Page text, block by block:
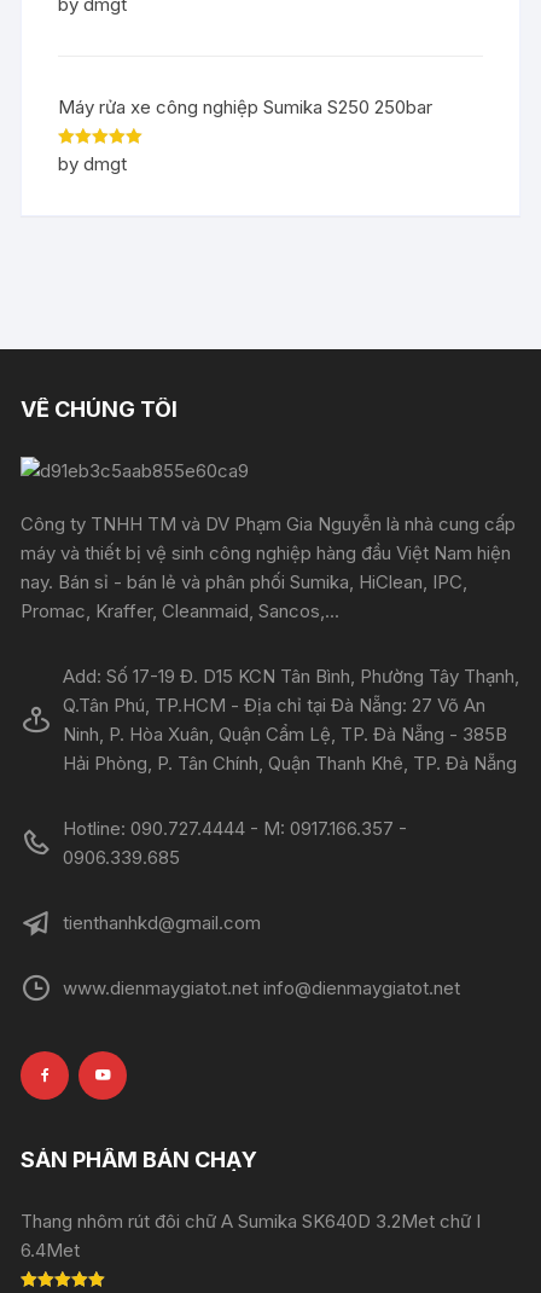
of 5
by dmgt
Máy rửa xe công nghiệp Sumika S250 250bar
Rated5out
of 5
by dmgt
VỀ CHÚNG TÔI
Công ty TNHH TM và DV Phạm Gia Nguyễn là nhà cung cấp
máy và thiết bị vệ sinh công nghiệp hàng đầu Việt Nam hiện
nay. Bán sỉ - bán lẻ và phân phối Sumika, HiClean, IPC,
Promac, Kraffer, Cleanmaid, Sancos,...
Add: Số 17-19 Đ. D15 KCN Tân Bình, Phường Tây Thạnh,
Q.Tân Phú, TP.HCM - Địa chỉ tại Đà Nẵng: 27 Võ An
Ninh, P. Hòa Xuân, Quận Cẩm Lệ, TP. Đà Nẵng - 385B
Hải Phòng, P. Tân Chính, Quận Thanh Khê, TP. Đà Nẵng
Hotline: 090.727.4444 - M: 0917.166.357 -
0906.339.685
tienthanhkd@gmail.com
www.dienmaygiatot.net info@dienmaygiatot.net
SẢN PHẨM BÁN CHẠY
Thang nhôm rút đôi chữ A Sumika SK640D 3.2Met chữ I
6.4Met